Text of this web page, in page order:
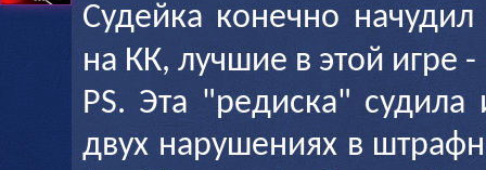
Судейка конечно
на КК, лучшие в этой игре
PS. Эта "редиска"
двух нарушениях в